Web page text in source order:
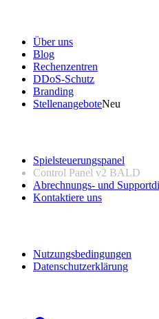
Über uns
Blog
Rechenzentren
DDoS-Schutz
Branding
StellenangeboteNeu
Spielsteuerungspanel
Control Panel v2 BALD
Abrechnungs- und
Kontaktiere uns
Nutzungsbedingungen
Datenschutzerklärung